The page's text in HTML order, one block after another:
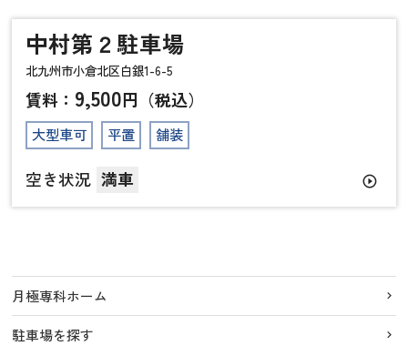
中村第２駐車場
北九州市小倉北区白銀1-6-5
賃料： 9,500円（税込）
大型車可 平置 舗装
空き状況 満車 play_circle_outline
月極専科ホーム
駐車場を探す